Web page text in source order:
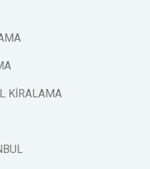
KİRALAMA